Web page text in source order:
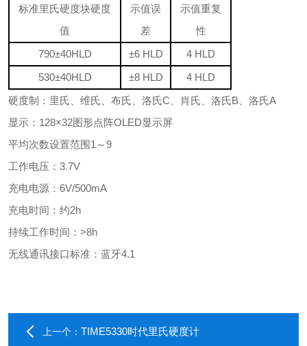
标准里氏硬度块硬度
值
示值误
差
示值重复
性
790±40HLD ±6 HLD
4 HLD
530±40HLD ±8 HLD
4 HLD
硬度制：里氏、维氏、布氏、洛氏C、肖氏、洛氏B、洛氏A
显示：128×32图形点阵OLED显示屏
平均次数设置范围1～9
工作电压：3.7V
充电电源：6V/500mA
充电时间：约2h
持续工作时间：>8h
无线通讯接口标准：蓝牙4.1
上一个： TIME5330时代里氏硬度计